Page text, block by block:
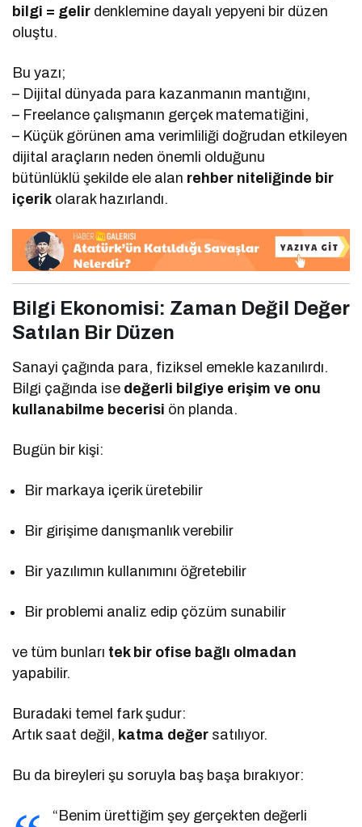
bilgi = gelir denklemine dayalı yepyeni bir düzen
oluştu.
Bu yazı;
– Dijital dünyada para kazanmanın mantığını,
– Freelance çalışmanın gerçek matematiğini,
– Küçük görünen ama verimliliği doğrudan etkileyen
dijital araçların neden önemli olduğunu
bütünlüklü şekilde ele alan rehber niteliğinde bir
içerik olarak hazırlandı.
Bilgi Ekonomisi: Zaman Değil Değer
Satılan Bir Düzen
Sanayi çağında para, fiziksel emekle kazanılırdı.
Bilgi çağında ise değerli bilgiye erişim ve onu
kullanabilme becerisi ön planda.
Bugün bir kişi:
Bir markaya içerik üretebilir
Bir girişime danışmanlık verebilir
Bir yazılımın kullanımını öğretebilir
Bir problemi analiz edip çözüm sunabilir
ve tüm bunları tek bir ofise bağlı olmadan
yapabilir.
Buradaki temel fark şudur:
Artık saat değil, katma değer satılıyor.
Bu da bireyleri şu soruyla baş başa bırakıyor:
“Benim ürettiğim şey gerçekten değerli